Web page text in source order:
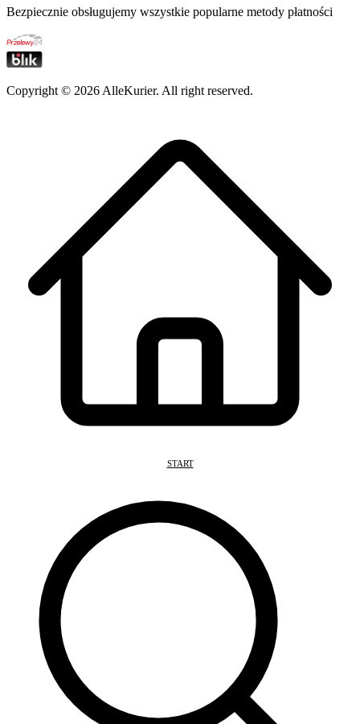
Bezpiecznie obsługujemy wszystkie popularne metody płatności
Copyright © 2026 AlleKurier. All right reserved.
START